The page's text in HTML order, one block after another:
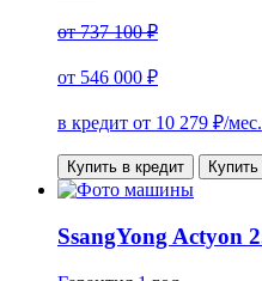
от737 100 ₽
от 546 000 ₽
в кредит от 10 279 ₽/мес.
Купить в кредит
SsangYong Actyon